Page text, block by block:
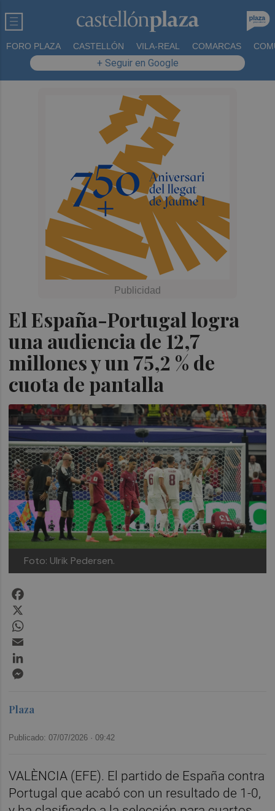
FORO PLAZA CASTELLÓN VILA-REAL COMARCAS
+ Seguir en Google
El España-Portugal logra
una audiencia de 12,7
millones y un 75,2 % de
cuota de pantalla
Foto: Ulrik Pedersen.
Plaza
Publicado: 07/07/2026 ·09:42
VALÈNCIA (EFE). El partido de España contra
Portugal que acabó con un resultado de 1-0,